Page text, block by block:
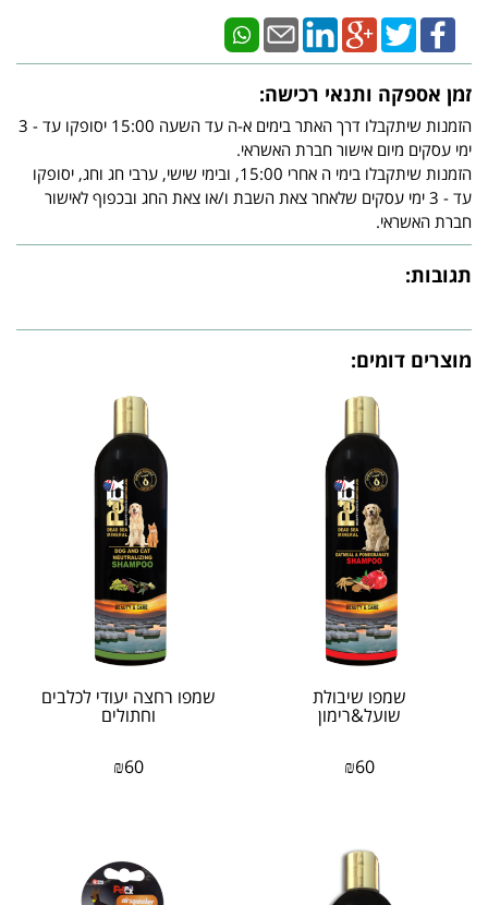
זמן אספקה ותנאי רכישה:
הזמנות שיתקבלו דרך האתר בימים א-ה עד השעה 15:00 יסופקו עד - 3
ימי עסקים מיום אישור חברת האשראי.
הזמנות שיתקבלו בימי ה אחרי 15:00, ובימי שישי, ערבי חג וחג, יסופקו
עד - 3 ימי עסקים שלאחר צאת השבת ו/או צאת החג ובכפוף לאישור
חברת האשראי.
תגובות:
מוצרים דומים:
שמפו שיבולת
שועל&רימון
₪60
שמפו רחצה יעודי לכלבים
וחתולים
₪60